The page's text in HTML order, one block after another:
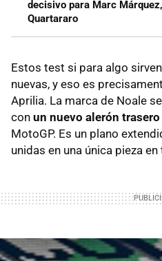
decisivo para Marc
Quartararo
Estos test si para algo
nuevas, y eso es
Aprilia. La marca de Noale
con un nuevo alerón trasero
MotoGP. Es un plano
unidas en una única pieza